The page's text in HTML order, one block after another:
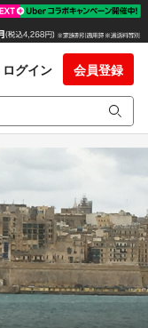
ログイン 会員登録